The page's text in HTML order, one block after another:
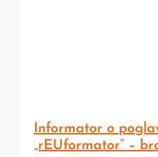
Informator o
„rEUformator“ –